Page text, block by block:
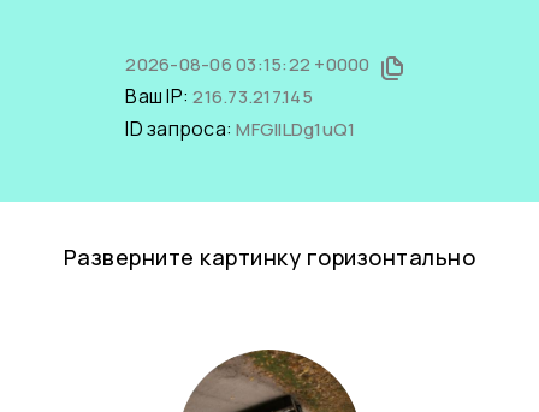
2026-08-06 03:15:22 +0000
Ваш IP:216.73.217.145
ID запроса:MFGIlLDg1uQ1
Разверните картинку горизонтально